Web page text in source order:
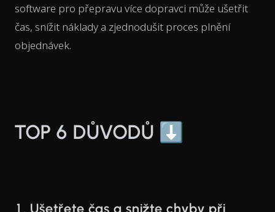
software pro přepravu více dopravci může ušetřit
čas, snížit náklady a zjednodušit proces plnění
objednávek.
TOP 6 DŮVODŮ ⬇️
1. Ušetřete čas a snižte chyby při